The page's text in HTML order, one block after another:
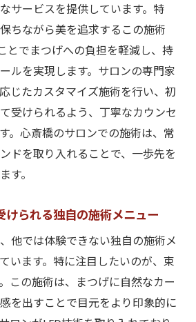
サービスを提供しています。特
ちながら美を追求するこの施術
とでまつげへの負担を軽減し、持
ルを実現します。サロンの専門家
じたカスタマイズ施術を行い、初
受けられるよう、丁寧なカウンセ
。心斎橋のサロンでの施術は、常
ドを取り入れることで、一歩先を
す。
られる独自の施術メニュー
他では体験できない独自の施術メ
います。特に注目したいのが、束
この施術は、まつげに自然なカー
を出すことで目元をより印象的に